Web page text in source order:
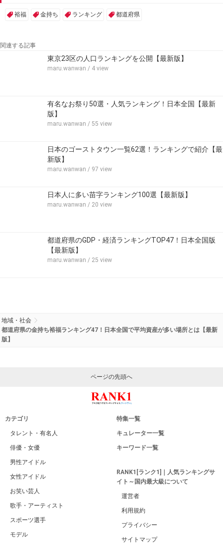
裕福 金持ち ランキング 都道府県
関連する記事
東京23区の人口ランキングを公開【最新版】
maru.wanwan / 4 view
有名なお祭り50選・人気ランキング！日本全国【最新
版】
maru.wanwan / 55 view
日本のゴーストタウン一覧62選！ランキングで紹介【最
新版】
maru.wanwan / 97 view
日本人に多い苗字ランキング100選【最新版】
maru.wanwan / 20 view
都道府県のGDP・経済ランキングTOP47！日本全国版
【最新版】
maru.wanwan / 25 view
地域・社会
都道府県の金持ち裕福ランキング47！日本全国で平均資産が多い場所とは【最新
版】
ページの先頭へ
カテゴリ
タレント・有名人
俳優・女優
男性アイドル
女性アイドル
お笑い芸人
歌手・アーティスト
スポーツ選手
モデル
特集一覧
キュレーター一覧
キーワード一覧
RANK1[ランク1]｜人気ランキングサ
イト～国内最大級について
運営者
利用規約
プライバシー
サイトマップ